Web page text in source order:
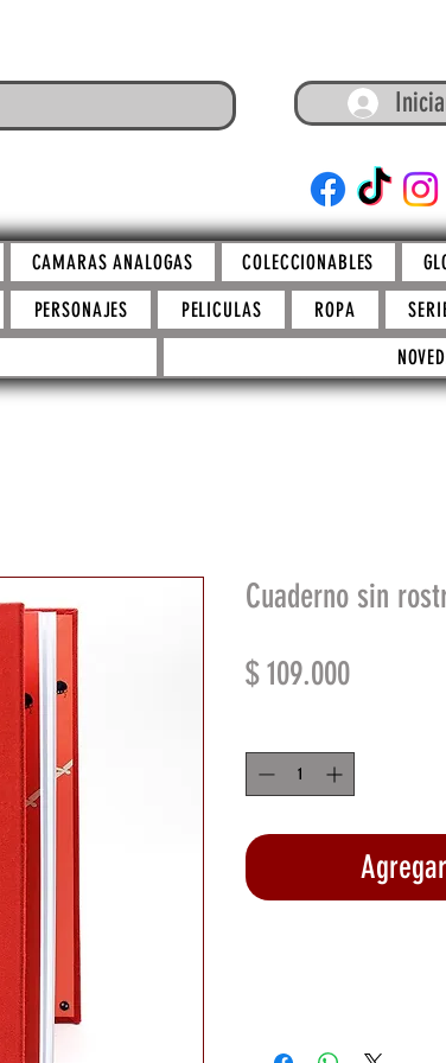
CAMARAS ANALOGAS COLECCIONABLES
PERSONAJES PELICULAS ROPA
Cuaderno sin
$ 109.000Precio